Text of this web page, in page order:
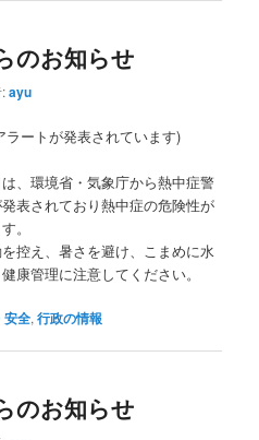
のお知らせ
:ayu
ラートが発表されています)
、環境省・気象庁から熱中症警
表されており熱中症の危険性が
。
控え、暑さを避け、こまめに水
康管理に注意してください。
安全,行政の情報
のお知らせ